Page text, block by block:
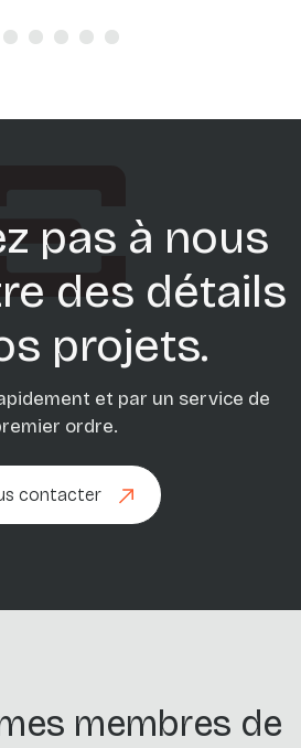
pas à nous
des détails
projets.
et par un service de
ordre.
contacter
contacter
membres de